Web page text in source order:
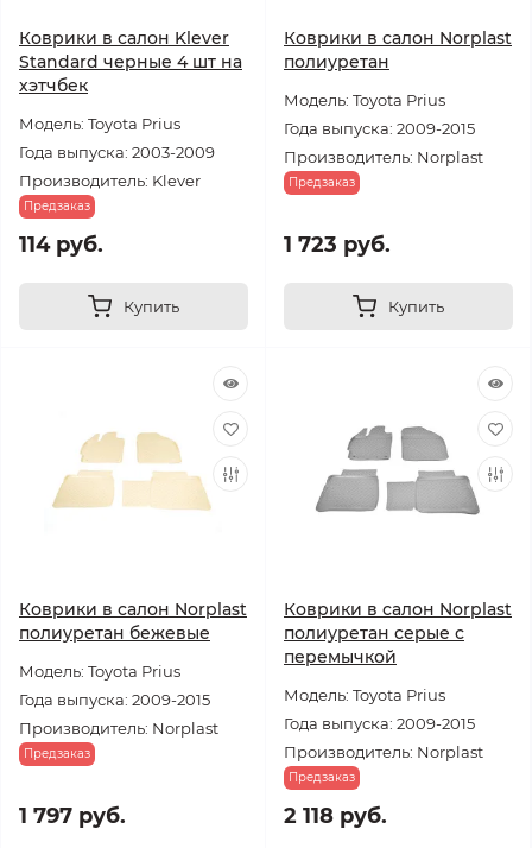
Коврики в салон Klever
Standard черные 4 шт на
хэтчбек
Модель: Toyota Prius
Года выпуска: 2003-2009
Производитель: Klever
Предзаказ
114 руб.
Купить
Коврики в салон Norplast
полиуретан
Модель: Toyota Prius
Года выпуска: 2009-2015
Производитель: Norplast
Предзаказ
1 723 руб.
Купить
Коврики в салон Norplast
полиуретан бежевые
Модель: Toyota Prius
Года выпуска: 2009-2015
Производитель: Norplast
Предзаказ
1 797 руб.
Коврики в салон Norplast
полиуретан серые с
перемычкой
Модель: Toyota Prius
Года выпуска: 2009-2015
Производитель: Norplast
Предзаказ
2 118 руб.